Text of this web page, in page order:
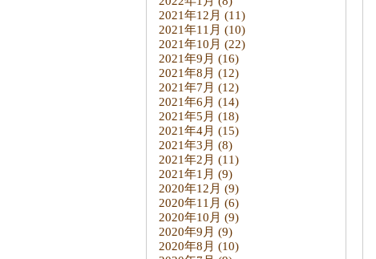
2021年12月 (11)
2021年11月 (10)
2021年10月 (22)
2021年9月 (16)
2021年8月 (12)
2021年7月 (12)
2021年6月 (14)
2021年5月 (18)
2021年4月 (15)
2021年3月 (8)
2021年2月 (11)
2021年1月 (9)
2020年12月 (9)
2020年11月 (6)
2020年10月 (9)
2020年9月 (9)
2020年8月 (10)